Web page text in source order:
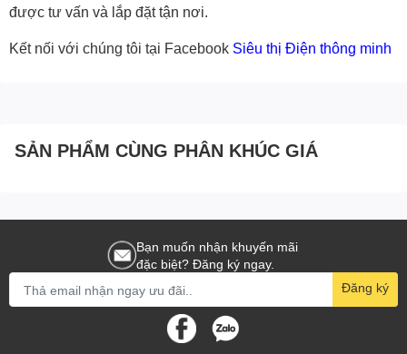
được tư vấn và lắp đặt tận nơi.
Kết nối với chúng tôi tại Facebook Siêu thị Điện thông minh
SẢN PHẨM CÙNG PHÂN KHÚC GIÁ
Bạn muốn nhận khuyến mãi
đặc biệt? Đăng ký ngay.
Đăng ký